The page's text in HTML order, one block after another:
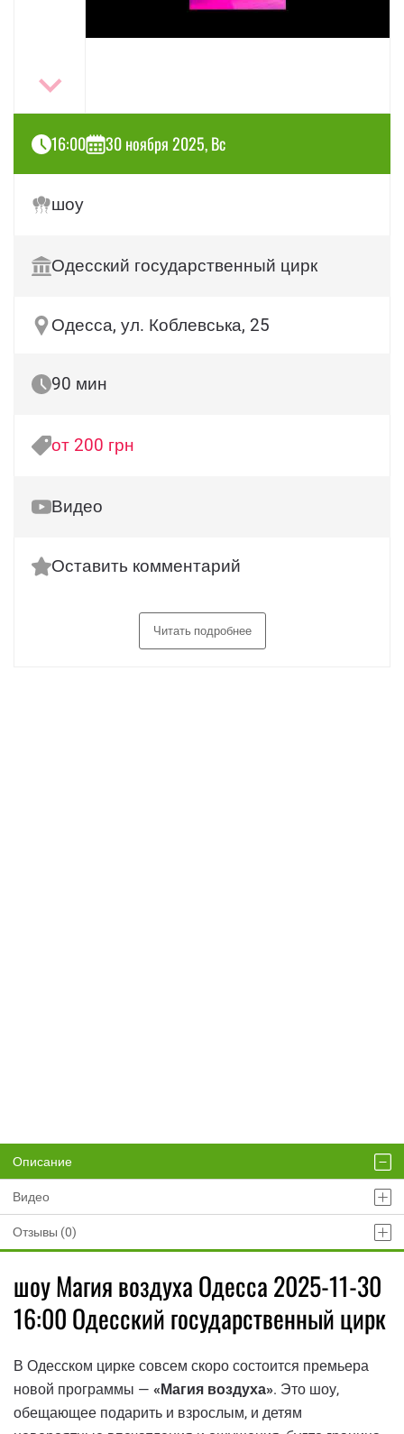
16:00 30 ноября 2025, Вс
шоу
Одесский государственный цирк
Одесса, ул. Коблевська, 25
90 мин
от 200 грн
Видео
Оставить комментарий
Читать подробнее
Описание
Видео
Отзывы (0)
шоу Магия воздуха Одесса 2025-11-30
16:00 Одесский государственный цирк
В Одесском цирке совсем скоро состоится премьера
новой программы — «Магия воздуха». Это шоу,
обещающее подарить и взрослым, и детям